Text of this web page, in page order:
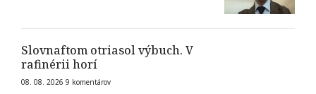
Slovnaftom otriasol výbuch. V
rafinérii horí
08. 08. 2026 9 komentárov